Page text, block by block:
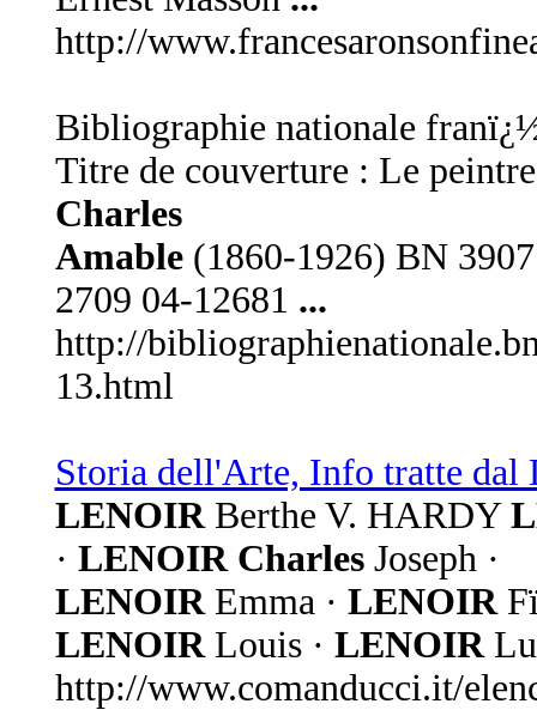
http://
Bibliographie nationale
Titre de couverture : Le
Charles
Amable(1860-1926) BN
2709 04-12681 ...
http://
13.html
Storia dell'Arte, Info tratte dal
LENOIRBerthe V. HARDY
· LENOIR CharlesJoseph ·
LENOIREmma · LENOIR
LENOIRLouis · LENOIR
http://www.comanducci.it/